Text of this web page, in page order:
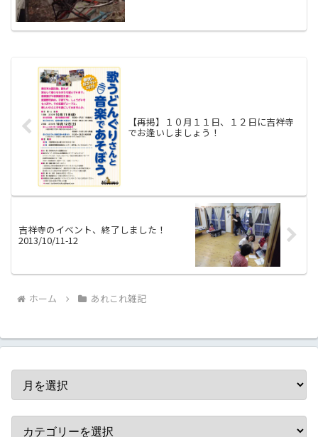
に、後部座席に設置したケージ...
【再掲】１０月１１日、１２日に吉祥寺
でお逢いしましょう！
吉祥寺のイベント、終了しました！
2013/10/11-12
ホーム あれこれ雑記